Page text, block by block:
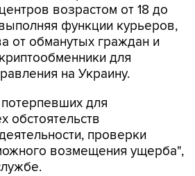
возрастом от 18 до
функции курьеров,
от обманутых граждан и
для
на Украину.
для
обстоятельств
проверки
возмещения ущерба",